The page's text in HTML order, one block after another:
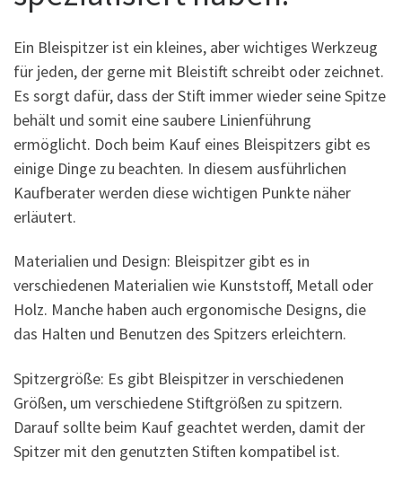
Ein Bleispitzer ist ein kleines, aber wichtiges Werkzeug
für jeden, der gerne mit Bleistift schreibt oder zeichnet.
Es sorgt dafür, dass der Stift immer wieder seine Spitze
behält und somit eine saubere Linienführung
ermöglicht. Doch beim Kauf eines Bleispitzers gibt es
einige Dinge zu beachten. In diesem ausführlichen
Kaufberater werden diese wichtigen Punkte näher
erläutert.
Materialien und Design: Bleispitzer gibt es in
verschiedenen Materialien wie Kunststoff, Metall oder
Holz. Manche haben auch ergonomische Designs, die
das Halten und Benutzen des Spitzers erleichtern.
Spitzergröße: Es gibt Bleispitzer in verschiedenen
Größen, um verschiedene Stiftgrößen zu spitzern.
Darauf sollte beim Kauf geachtet werden, damit der
Spitzer mit den genutzten Stiften kompatibel ist.